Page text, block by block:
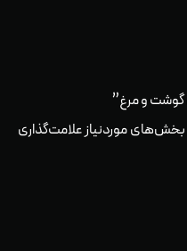
بخش‌های موردنیاز علامت‌گذاری